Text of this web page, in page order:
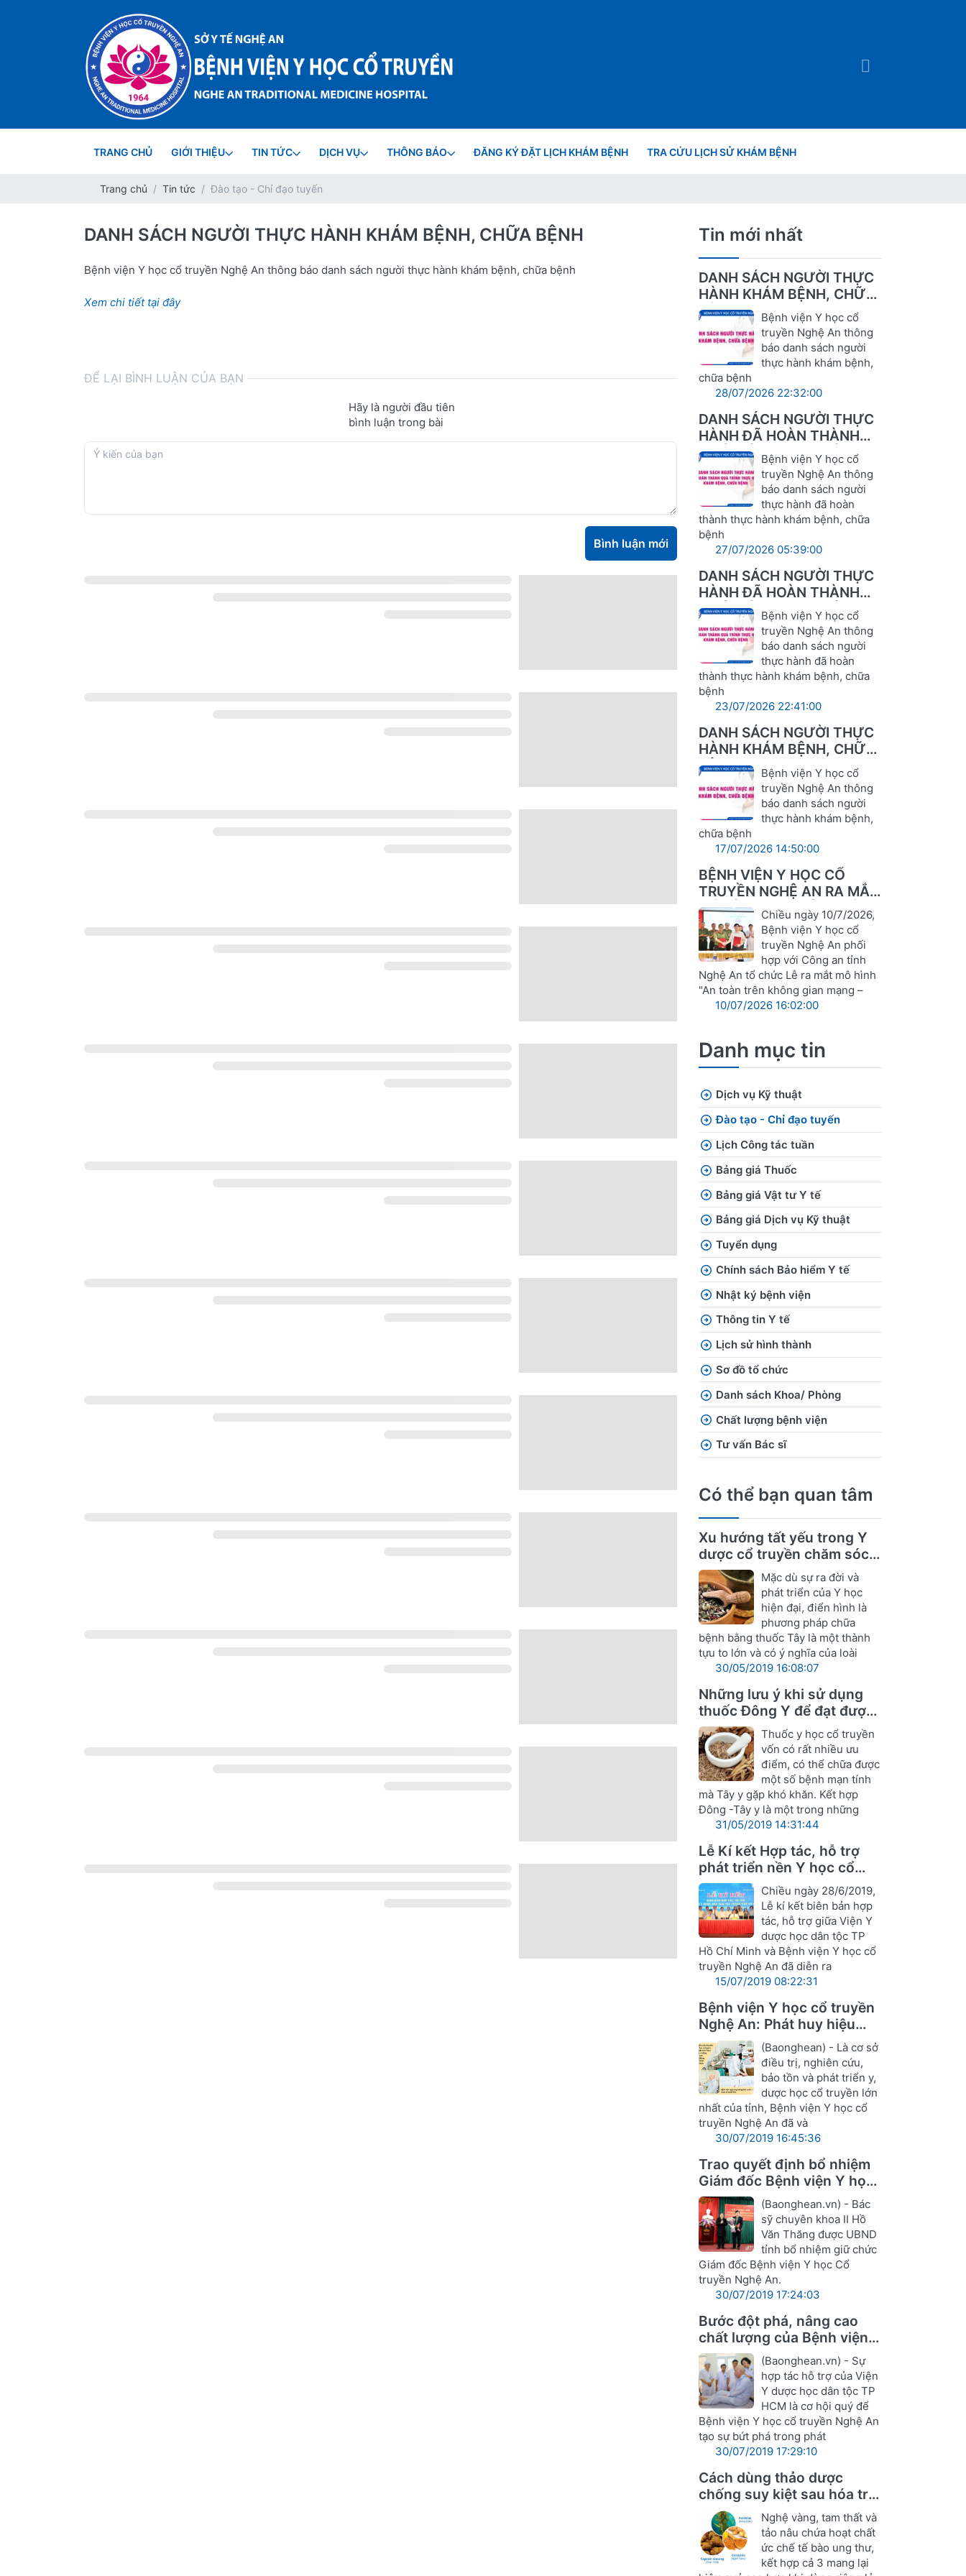
TRANG CHỦ GIỚI THIỆU TIN TỨC DỊCH VỤ THÔNG BÁO ĐĂNG KÝ ĐẶT LỊCH KHÁM BỆNH TRA CỨU LỊCH SỬ KHÁM BỆNH
Trang chủ Tin tức Đào tạo - Chỉ đạo tuyến
DANH SÁCH NGƯỜI THỰC HÀNH KHÁM BỆNH, CHỮA BỆNH
Bệnh viện Y học cổ truyền Nghệ An thông báo danh sách người thực hành khám bệnh, chữa bệnh
Xem chi tiết tại đây
ĐỂ LẠI BÌNH LUẬN CỦA BẠN
Hãy là người đầu tiên
bình luận trong bài
Bình luận mới
Tin mới nhất
DANH SÁCH NGƯỜI THỰC
HÀNH KHÁM BỆNH, CHỮA
BỆNH
Bệnh viện Y học cổ
truyền Nghệ An thông
báo danh sách người
thực hành khám bệnh,
chữa bệnh
28/07/2026 22:32:00
DANH SÁCH NGƯỜI THỰC
HÀNH ĐÃ HOÀN THÀNH
QUÁ TRÌNH THỰC HÀNH
KHÁM BỆNH, CHỮA BỆNH
Bệnh viện Y học cổ
truyền Nghệ An thông
báo danh sách người
thực hành đã hoàn
thành thực hành khám bệnh, chữa
bệnh
27/07/2026 05:39:00
DANH SÁCH NGƯỜI THỰC
HÀNH ĐÃ HOÀN THÀNH
QUÁ TRÌNH THỰC HÀNH
KHÁM BỆNH, CHỮA BỆNH
Bệnh viện Y học cổ
truyền Nghệ An thông
báo danh sách người
thực hành đã hoàn
thành thực hành khám bệnh, chữa
bệnh
23/07/2026 22:41:00
DANH SÁCH NGƯỜI THỰC
HÀNH KHÁM BỆNH, CHỮA
BỆNH
Bệnh viện Y học cổ
truyền Nghệ An thông
báo danh sách người
thực hành khám bệnh,
chữa bệnh
17/07/2026 14:50:00
BỆNH VIỆN Y HỌC CỔ
TRUYỀN NGHỆ AN RA MẮT
MÔ HÌNH "AN TOÀN TRÊN
KHÔNG GIAN MẠNG –
VỮNG VÀNG TRONG
CHUYỂN ĐỔI SỐ"
Chiều ngày 10/7/2026,
Bệnh viện Y học cổ
truyền Nghệ An phối
hợp với Công an tỉnh
Nghệ An tổ chức Lễ ra mắt mô hình
"An toàn trên không gian mạng –
10/07/2026 16:02:00
Danh mục tin
Dịch vụ Kỹ thuật
Đào tạo - Chỉ đạo tuyến
Lịch Công tác tuần
Bảng giá Thuốc
Bảng giá Vật tư Y tế
Bảng giá Dịch vụ Kỹ thuật
Tuyển dụng
Chính sách Bảo hiểm Y tế
Nhật ký bệnh viện
Thông tin Y tế
Lịch sử hình thành
Sơ đồ tổ chức
Danh sách Khoa/ Phòng
Chất lượng bệnh viện
Tư vấn Bác sĩ
Có thể bạn quan tâm
Xu hướng tất yếu trong Y
dược cổ truyền chăm sóc
sức khỏe Mặc dù sự ra đời và
phát triển của Y học
hiện đại, điển hình là
phương pháp chữa
bệnh bằng thuốc Tây là một thành
tựu to lớn và có ý nghĩa của loài
30/05/2019 16:08:07
Những lưu ý khi sử dụng
thuốc Đông Y để đạt được
hiệu quả tốt nhấtThuốc y học cổ truyền
vốn có rất nhiều ưu
điểm, có thể chữa được
một số bệnh mạn tính
mà Tây y gặp khó khăn. Kết hợp
Đông -Tây y là một trong những
31/05/2019 14:31:44
Lễ Kí kết Hợp tác, hỗ trợ
phát triển nền Y học cổ
truyền Nghệ AnChiều ngày 28/6/2019,
Lễ kí kết biên bản hợp
tác, hỗ trợ giữa Viện Y
dược học dân tộc TP
Hồ Chí Minh và Bệnh viện Y học cổ
truyền Nghệ An đã diễn ra
15/07/2019 08:22:31
Bệnh viện Y học cổ truyền
Nghệ An: Phát huy hiệu
quả Đông y trong điều trị
(Baonghean) - Là cơ sở
điều trị, nghiên cứu,
bảo tồn và phát triển y,
dược học cổ truyền lớn
nhất của tỉnh, Bệnh viện Y học cổ
truyền Nghệ An đã và
30/07/2019 16:45:36
Trao quyết định bổ nhiệm
Giám đốc Bệnh viện Y học
cổ truyền Nghệ An
(Baonghean.vn) - Bác
sỹ chuyên khoa II Hồ
Văn Thăng được UBND
tỉnh bổ nhiệm giữ chức
Giám đốc Bệnh viện Y học Cổ
truyền Nghệ An.
30/07/2019 17:24:03
Bước đột phá, nâng cao
chất lượng của Bệnh viện Y
học cổ truyền Nghệ An
(Baonghean.vn) - Sự
hợp tác hỗ trợ của Viện
Y dược học dân tộc TP
HCM là cơ hội quý để
Bệnh viện Y học cổ truyền Nghệ An
tạo sự bứt phá trong phát
30/07/2019 17:29:10
Cách dùng thảo dược
chống suy kiệt sau hóa trị,
xạ ung thưNghệ vàng, tam thất và
tảo nâu chứa hoạt chất
ức chế tế bào ung thư,
kết hợp cả 3 mang lại